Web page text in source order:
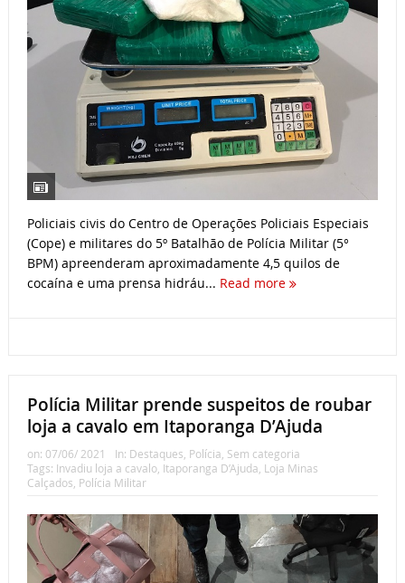
Policiais civis do Centro de Operações Policiais Especiais
(Cope) e militares do 5º Batalhão de Polícia Militar (5°
BPM) apreenderam aproximadamente 4,5 quilos de
cocaína e uma prensa hidráu... Read more
Polícia Militar prende suspeitos de roubar
loja a cavalo em Itaporanga D’Ajuda
on: 07/06/ 2021 In: Destaques Polícia Sem categoria
Tags: Invadiu loja a cavalo, Itaporanga D’Ajuda Loja Minas
Calçados Polícia Militar